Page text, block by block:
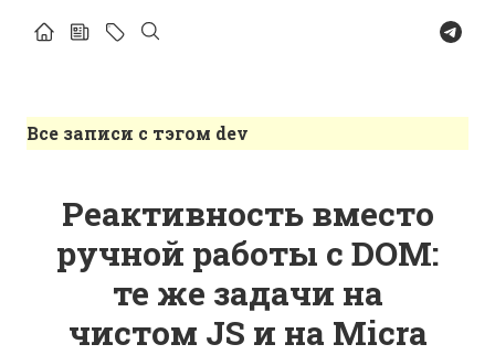
Все записи с тэгом dev
Реактивность вместо
ручной работы с DOM:
те же задачи на
чистом JS и на Micra